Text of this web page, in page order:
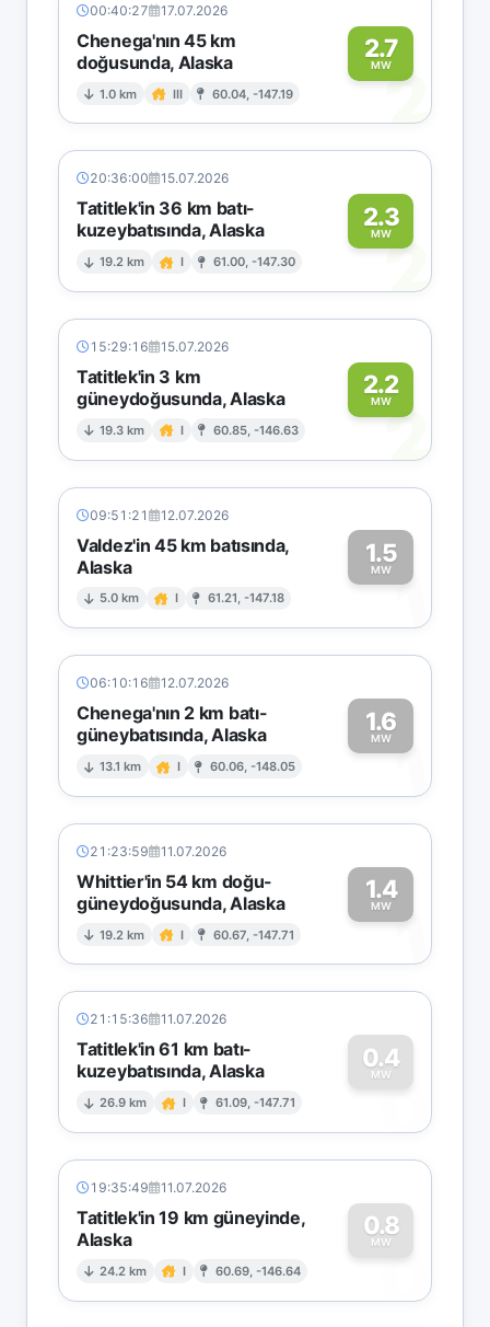
00:40:27 17.07.2026
Chenega'nın 45 km
doğusunda, Alaska
1.0 km III 60.04, -147.19
2.7
MW2
20:36:00 15.07.2026
Tatitlek'in 36 km batı-
kuzeybatısında, Alaska
19.2 km I 61.00, -147.30
2.3
MW2
15:29:16 15.07.2026
Tatitlek'in 3 km
güneydoğusunda, Alaska
19.3 km I 60.85, -146.63
2.2
MW2
09:51:21 12.07.2026
Valdez'in 45 km batısında,
Alaska
5.0 km I 61.21, -147.18
1.5
MW1
06:10:16 12.07.2026
Chenega'nın 2 km batı-
güneybatısında, Alaska
13.1 km I 60.06, -148.05
1.6
MW1
21:23:59 11.07.2026
Whittier'in 54 km doğu-
güneydoğusunda, Alaska
19.2 km I 60.67, -147.71
1.4
MW1
21:15:36 11.07.2026
Tatitlek'in 61 km batı-
kuzeybatısında, Alaska
26.9 km I 61.09, -147.71
0.4
MW
0
19:35:49 11.07.2026
Tatitlek'in 19 km güneyinde,
Alaska
24.2 km I 60.69, -146.64
0.8
MW
0